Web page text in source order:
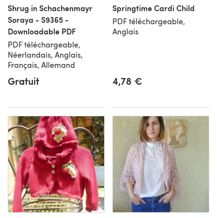
Shrug in Schachenmayr
Soraya - S9365 -
Downloadable PDF
PDF téléchargeable,
Néerlandais, Anglais,
Français, Allemand
Gratuit
Springtime Cardi Child
PDF téléchargeable,
Anglais
4,78 €